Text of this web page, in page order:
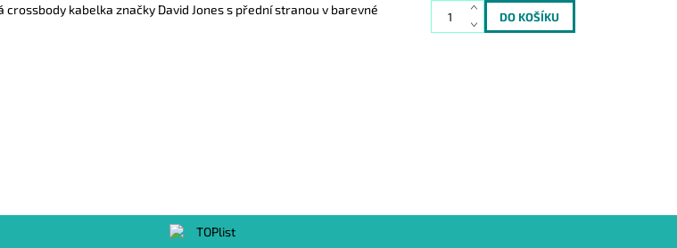
crossbody kabelka značky David Jones s přední stranou v barevné